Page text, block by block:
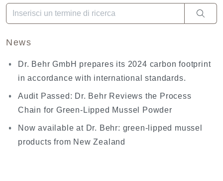
Una volta che i risultati del completamento automatico
News
Dr. Behr GmbH prepares its 2024 carbon footprint
in accordance with international standards.
Audit Passed: Dr. Behr Reviews the Process
Chain for Green-Lipped Mussel Powder
Now available at Dr. Behr: green-lipped mussel
products from New Zealand